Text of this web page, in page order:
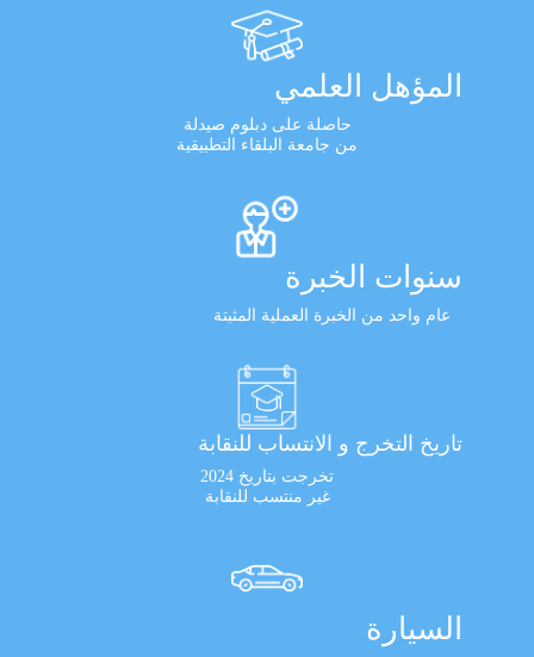
المؤهل العلمي
حاصلة على دبلوم صيدلة
من جامعة البلقاء التطبيقية
سنوات الخبرة
عام واحد من الخبرة العملية المثبتة
تاريخ التخرج و الانتساب للنقابة
تخرجت بتاريخ 2024
غير منتسب للنقابة
السيارة